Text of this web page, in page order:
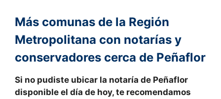
Más comunas de la Región
Metropolitana con notarías y
conservadores cerca de Peñaflor
Si no pudiste ubicar la notaría de Peñaflor
disponible el día de hoy, te recomendamos